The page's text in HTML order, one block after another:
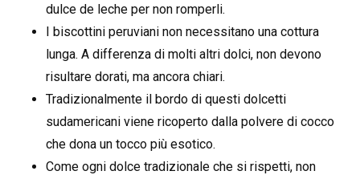
dulce de leche per non romperli.
I biscottini peruviani non necessitano una cottura
lunga. A differenza di molti altri dolci, non devono
risultare dorati, ma ancora chiari.
Tradizionalmente il bordo di questi dolcetti
sudamericani viene ricoperto dalla polvere di cocco
che dona un tocco più esotico.
Come ogni dolce tradizionale che si rispetti, non